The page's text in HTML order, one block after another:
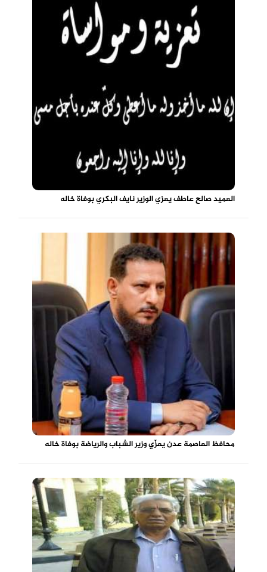
العميد صالح عاطف يعزي الوزير نايف البكري بوفاة خاله
محافظ العاصمة عدن يعزّي وزير الشباب والرياضة بوفاة خاله